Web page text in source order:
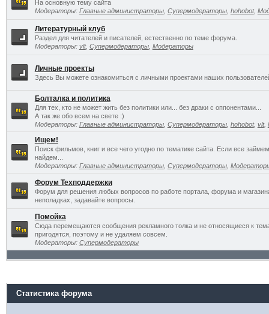
На основную тему сайта
Модераторы: Главные администраторы, Супермодераторы, hohobot,
Литературный клуб
Раздел для читателей и писателей, естественно по теме форума.
Модераторы: vlt, Супермодераторы, Модераторы
Личные проекты
Здесь Вы можете ознакомиться с личными проектами наших
Болталка и политика
Для тех, кто не может жить без политики или... без драки с оппонентами...
А так же обо всем на свете :)
Модераторы: Главные администраторы, Супермодераторы, hohobot, vlt,
Ищем!
Поиск фильмов, книг и все чего угодно по тематике сайта. Если все
найдем...
Модераторы: Главные администраторы, Супермодераторы,
Форум Техподдержки
Форум для решения любых вопросов по работе портала, форума и
неполадках, задавайте вопросы.
Помойка
Сюда перемещаются сообщения рекламного толка и не относящиеся к
пригодятся, поэтому и не удаляем совсем.
Модераторы: Супермодераторы
Статистика форума